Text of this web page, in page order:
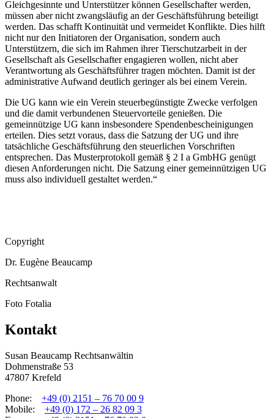
Gleichgesinnte und Unterstützer können Gesellschafter werden,
müssen aber nicht zwangsläufig an der Geschäftsführung beteiligt
werden. Das schafft Kontinuität und vermeidet Konflikte. Dies hilft
nicht nur den Initiatoren der Organisation, sondern auch
Unterstützern, die sich im Rahmen ihrer Tierschutzarbeit in der
Gesellschaft als Gesellschafter engagieren wollen, nicht aber
Verantwortung als Geschäftsführer tragen möchten. Damit ist der
administrative Aufwand deutlich geringer als bei einem Verein.
Die UG kann wie ein Verein steuerbegünstigte Zwecke verfolgen
und die damit verbundenen Steuervorteile genießen. Die
gemeinnützige UG kann insbesondere Spendenbescheinigungen
erteilen. Dies setzt voraus, dass die Satzung der UG und ihre
tatsächliche Geschäftsführung den steuerlichen Vorschriften
entsprechen. Das Musterprotokoll gemäß § 2 I a GmbHG genügt
diesen Anforderungen nicht. Die Satzung einer gemeinnützigen UG
muss also individuell gestaltet werden.“
Copyright
Dr. Eugène Beaucamp
Rechtsanwalt
Foto Fotalia
Kontakt
Susan Beaucamp Rechtsanwältin
Dohmenstraße 53
47807 Krefeld
Phone: +49 (0) 2151 – 76 70 00 9
Mobile: +49 (0) 172 – 26 82 09 3